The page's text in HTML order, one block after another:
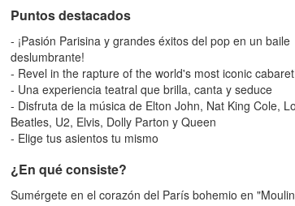
Puntos destacados
- ¡Pasión Parisina y grandes éxitos del pop en un baile
deslumbrante!
- Revel in the rapture of the world's most iconic
- Una experiencia teatral que brilla, canta y seduce
- Disfruta de la música de Elton John, Nat King Cole,
Beatles, U2, Elvis, Dolly Parton y Queen
- Elige tus asientos tu mismo
¿En qué consiste?
Sumérgete en el corazón del París bohemio en "Moulin